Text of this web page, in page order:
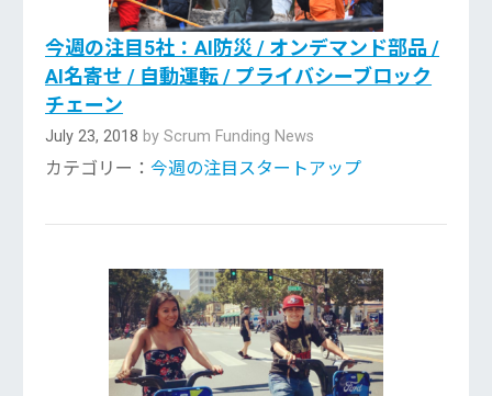
今週の注目5社：AI防災 / オンデマンド部品 /
AI名寄せ / 自動運転 / プライバシーブロック
チェーン
July 23, 2018 by Scrum Funding News
カテゴリー：今週の注目スタートアップ